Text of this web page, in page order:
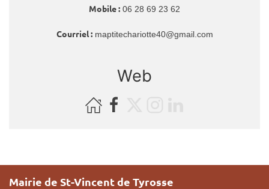
Mobile : 06 28 69 23 62
Courriel : maptitechariotte40@gmail.com
Web
Mairie de St-Vincent de Tyrosse